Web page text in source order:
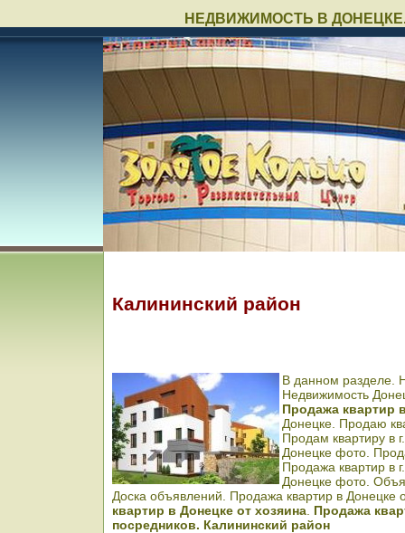
НЕДВИЖИМОСТЬ В
Калининский район
В данном разделе.
Недвижимость
Продажа квартир
Донецке. Продаю
Продам квартиру в
Донецке фото.
Продажа квартир в
Донецке фото.
Доска объявлений. Продажа квартир в Донецке
квартир в Донецке от хозяина Продажа
посредников. Калининский район